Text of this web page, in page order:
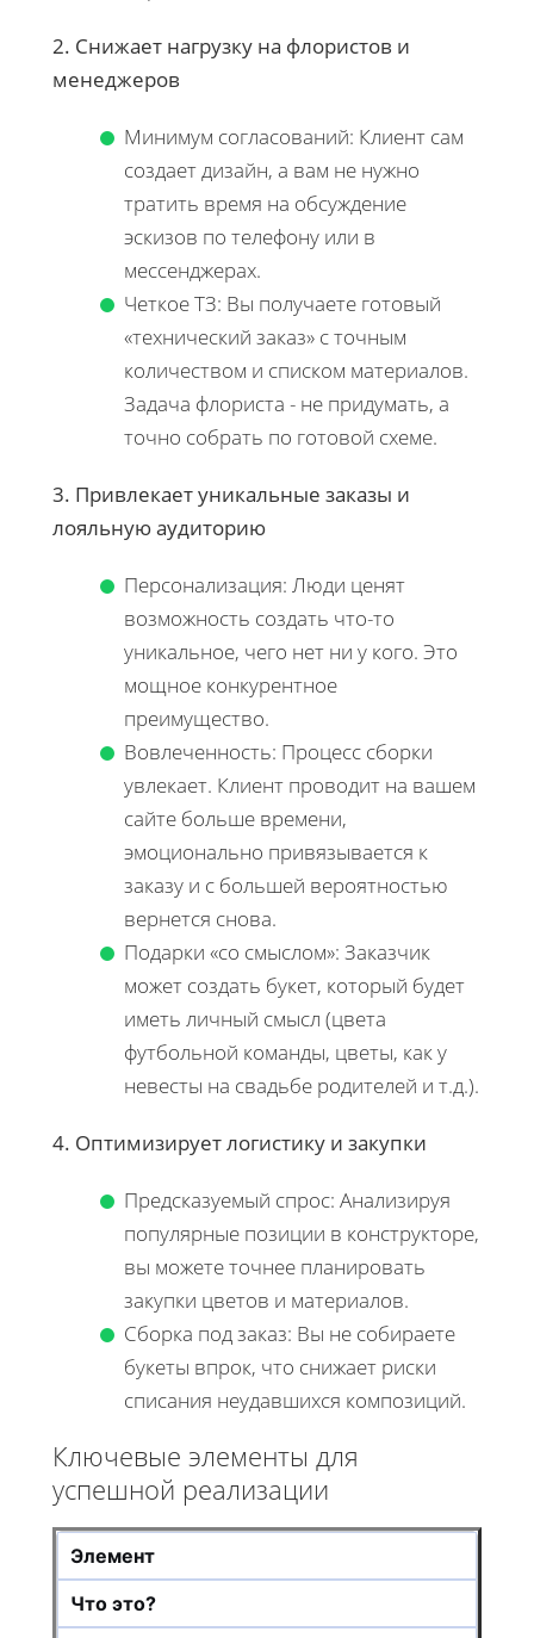
2. Снижает нагрузку на флористов и
менеджеров
Минимум согласований: Клиент сам
создает дизайн, а вам не нужно
тратить время на обсуждение
эскизов по телефону или в
мессенджерах.
Четкое ТЗ: Вы получаете готовый
«технический заказ» с точным
количеством и списком материалов.
Задача флориста - не придумать, а
точно собрать по готовой схеме.
3. Привлекает уникальные заказы и
лояльную аудиторию
Персонализация: Люди ценят
возможность создать что-то
уникальное, чего нет ни у кого. Это
мощное конкурентное
преимущество.
Вовлеченность: Процесс сборки
увлекает. Клиент проводит на вашем
сайте больше времени,
эмоционально привязывается к
заказу и с большей вероятностью
вернется снова.
Подарки «со смыслом»: Заказчик
может создать букет, который будет
иметь личный смысл (цвета
футбольной команды, цветы, как у
невесты на свадьбе родителей и т.д.).
4. Оптимизирует логистику и закупки
Предсказуемый спрос: Анализируя
популярные позиции в конструкторе,
вы можете точнее планировать
закупки цветов и материалов.
Сборка под заказ: Вы не собираете
букеты впрок, что снижает риски
списания неудавшихся композиций.
Ключевые элементы для
успешной реализации
Элемент
Что это?